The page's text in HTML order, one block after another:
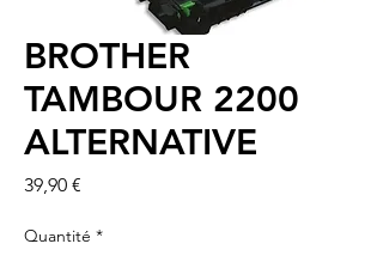
BROTHER
TAMBOUR 2200
ALTERNATIVE
39,90 €
Quantité *